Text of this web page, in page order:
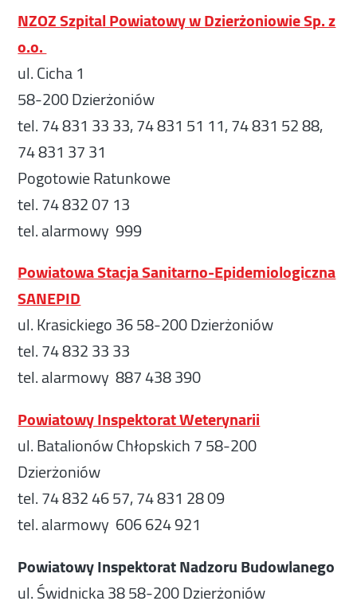
NZOZ Szpital Powiatowy w Dzierżoniowie Sp. z
o.o.
ul. Cicha 1
58-200 Dzierżoniów
tel. 74 831 33 33, 74 831 51 11, 74 831 52 88,
74 831 37 31
Pogotowie Ratunkowe
tel. 74 832 07 13
tel. alarmowy 999
Powiatowa Stacja Sanitarno-Epidemiologiczna
SANEPID
ul. Krasickiego 36 58-200 Dzierżoniów
tel. 74 832 33 33
tel. alarmowy 887 438 390
Powiatowy Inspektorat Weterynarii
ul. Batalionów Chłopskich 7 58-200
Dzierżoniów
tel. 74 832 46 57, 74 831 28 09
tel. alarmowy 606 624 921
Powiatowy Inspektorat Nadzoru Budowlanego
ul. Świdnicka 38 58-200 Dzierżoniów